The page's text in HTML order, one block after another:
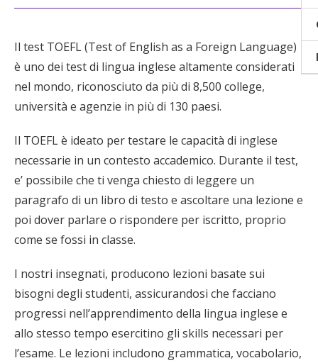
Il test TOEFL (Test of English as a Foreign Language)
è uno dei test di lingua inglese altamente considerati
nel mondo, riconosciuto da più di 8,500 college,
università e agenzie in più di 130 paesi.
Il TOEFL è ideato per testare le capacità di inglese
necessarie in un contesto accademico. Durante il test,
e’ possibile che ti venga chiesto di leggere un
paragrafo di un libro di testo e ascoltare una lezione e
poi dover parlare o rispondere per iscritto, proprio
come se fossi in classe.
I nostri insegnati, producono lezioni basate sui
bisogni degli studenti, assicurandosi che facciano
progressi nell’apprendimento della lingua inglese e
allo stesso tempo esercitino gli skills necessari per
l’esame. Le lezioni includono grammatica, vocabolario,